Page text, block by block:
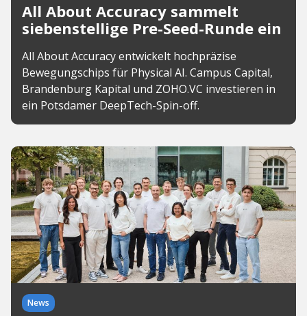
All About Accuracy sammelt
siebenstellige Pre-Seed-Runde ein
All About Accuracy entwickelt hochpräzise
Bewegungschips für Physical AI. Campus Capital,
Brandenburg Kapital und ZOHO.VC investieren in
ein Potsdamer DeepTech-Spin-off.
News